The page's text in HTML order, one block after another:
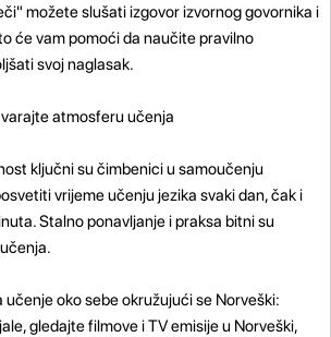
možete slušati izgovor izvornog govornika i
će vam pomoći da naučite pravilno
svoj naglasak.
atmosferu učenja
ključni su čimbenici u samoučenju
vrijeme učenju jezika svaki dan, čak i
Stalno ponavljanje i praksa bitni su
oko sebe okružujući se Norveški:
gledajte filmove i TV emisije u Norveški,